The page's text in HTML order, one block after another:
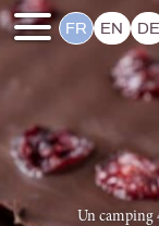
FR EN DE
Un camping